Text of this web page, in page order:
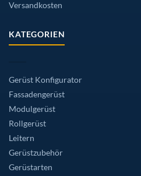
Versandkosten
KATEGORIEN
Gerüst Konfigurator
Fassadengerüst
Modulgerüst
Rollgerüst
Leitern
Gerüstzubehör
Gerüstarten